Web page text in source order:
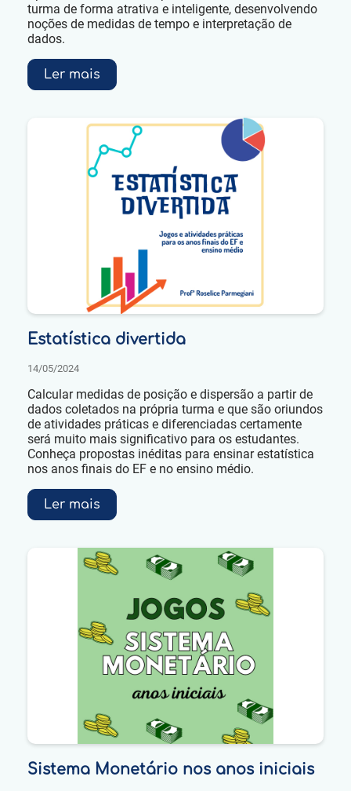
turma de forma atrativa e inteligente, desenvolvendo
noções de medidas de tempo e interpretação de
dados.
Ler mais
Estatística divertida
14/05/2024
Calcular medidas de posição e dispersão a partir de
dados coletados na própria turma e que são oriundos
de atividades práticas e diferenciadas certamente
será muito mais significativo para os estudantes.
Conheça propostas inéditas para ensinar estatística
nos anos finais do EF e no ensino médio.
Ler mais
Sistema Monetário nos anos iniciais